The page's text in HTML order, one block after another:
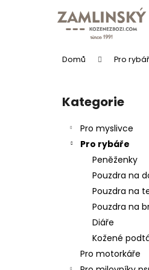
Domů Pro
Přeskočit
kategorie
Kategorie
Pro myslivce
Pro rybáře
Peněženky
Pouzdra na
Pouzdra na
Pouzdra na
Diáře
Kožené
Pro motorkáře
obchodu
obchodu
KOŽENÝ PÁSEK
634 Kč